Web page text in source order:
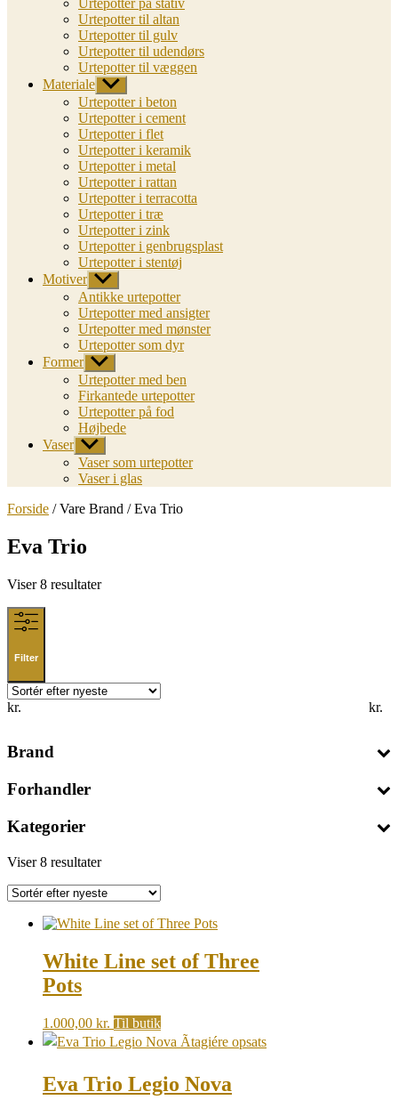
Urtepotter på stativ
Urtepotter til altan
Urtepotter til gulv
Urtepotter til udendørs
Urtepotter til væggen
Materiale Vis
undermenu
Urtepotter i beton
Urtepotter i cement
Urtepotter i flet
Urtepotter i keramik
Urtepotter i metal
Urtepotter i rattan
Urtepotter i terracotta
Urtepotter i træ
Urtepotter i zink
Urtepotter i genbrugsplast
Urtepotter i stentøj
Motiver Vis
undermenu
Antikke urtepotter
Urtepotter med ansigter
Urtepotter med mønster
Urtepotter som dyr
Former Vis
undermenu
Urtepotter med ben
Firkantede urtepotter
Urtepotter på fod
Højbede
Vaser Vis
undermenu
Vaser som urtepotter
Vaser i glas
Forside / Vare Brand / Eva Trio
Eva Trio
Viser 8 resultaterSorted
Filter
kr. kr.
Brand
Forhandler
Kategorier
Viser 8 resultaterSorted
latest
White Line set of Three
Pots
1.000,00 kr. Til butik
Eva Trio Legio Nova